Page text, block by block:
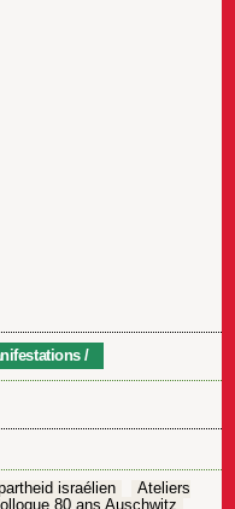
israélien
Ateliers